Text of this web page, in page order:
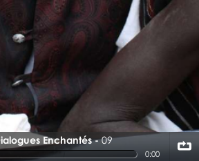
Enchantés 09
0:00
09